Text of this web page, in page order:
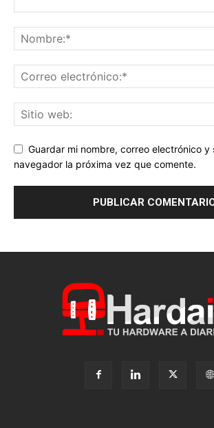
Guardar mi nombre, correo electrónico y
navegador la próxima vez que comente.